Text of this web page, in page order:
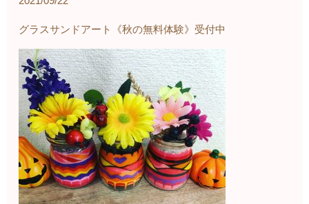
グラスサンドアート《秋の無料体験》受付中